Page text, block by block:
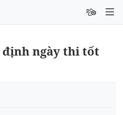
định ngày thi tốt